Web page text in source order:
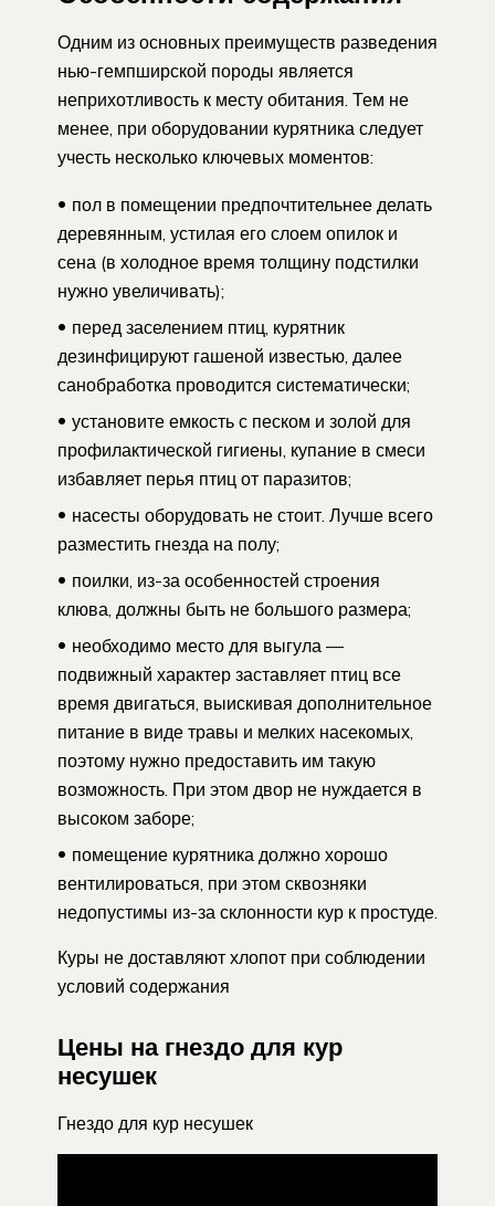
Одним из основных преимуществ разведения
нью-гемпширской породы является
неприхотливость к месту обитания. Тем не
менее, при оборудовании курятника следует
учесть несколько ключевых моментов:
пол в помещении предпочтительнее делать
деревянным, устилая его слоем опилок и
сена (в холодное время толщину подстилки
нужно увеличивать);
перед заселением птиц, курятник
дезинфицируют гашеной известью, далее
санобработка проводится систематически;
установите емкость с песком и золой для
профилактической гигиены, купание в смеси
избавляет перья птиц от паразитов;
насесты оборудовать не стоит. Лучше всего
разместить гнезда на полу;
поилки, из-за особенностей строения
клюва, должны быть не большого размера;
необходимо место для выгула —
подвижный характер заставляет птиц все
время двигаться, выискивая дополнительное
питание в виде травы и мелких насекомых,
поэтому нужно предоставить им такую
возможность. При этом двор не нуждается в
высоком заборе;
помещение курятника должно хорошо
вентилироваться, при этом сквозняки
недопустимы из-за склонности кур к простуде.
Куры не доставляют хлопот при соблюдении
условий содержания
Цены на гнездо для кур
несушек
Гнездо для кур несушек